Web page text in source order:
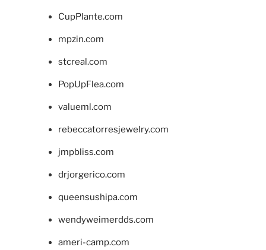
CupPlante.com
mpzin.com
stcreal.com
PopUpFlea.com
valueml.com
rebeccatorresjewelry.com
jmpbliss.com
drjorgerico.com
queensushipa.com
wendyweimerdds.com
ameri-camp.com